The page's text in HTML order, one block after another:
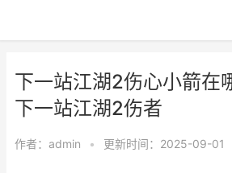
下一站江湖2伤心小箭在
下一站江湖2伤者
作者： admin • 更新时间：2025-09-01